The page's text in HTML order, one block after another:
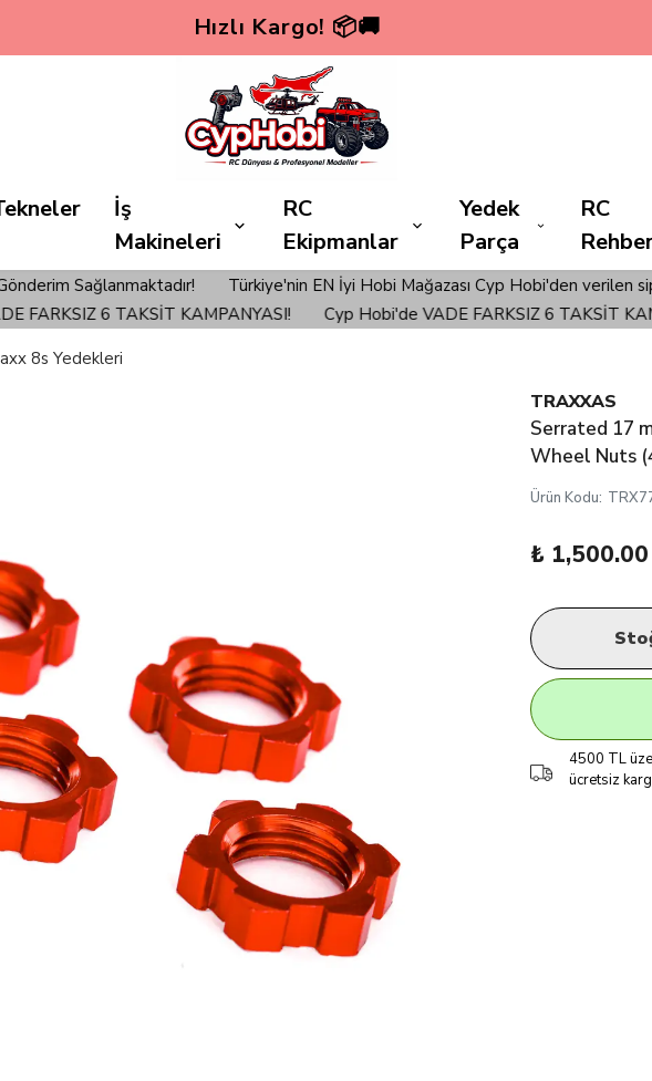
Hızlı Kargo! 📦🚚
İş
Makineleri
RC
Ekipmanlar
Yedek
Parça
RC
Türkiye'nin EN İyi Hobi Mağazası Cyp Hobi'den verilen
6 TAKSİT KAMPANYASI! Cyp Hobi'de VADE FARKSIZ 6 TAKSİT
8s Yedekleri
TRAXXAS
Serrated 17
Wheel Nuts
Ürün Kodu:
₺ 1,500.00
4500 TL
ücretsiz